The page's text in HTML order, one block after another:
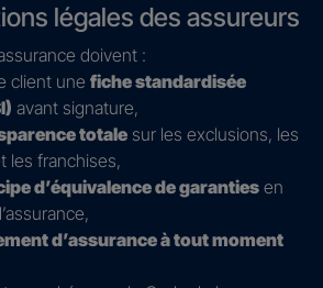
légales des assureurs
doivent :
client une fiche standardisée
avant signature,
totale sur les exclusions, les
les franchises,
d’équivalence de garanties en
d’assurance à tout moment